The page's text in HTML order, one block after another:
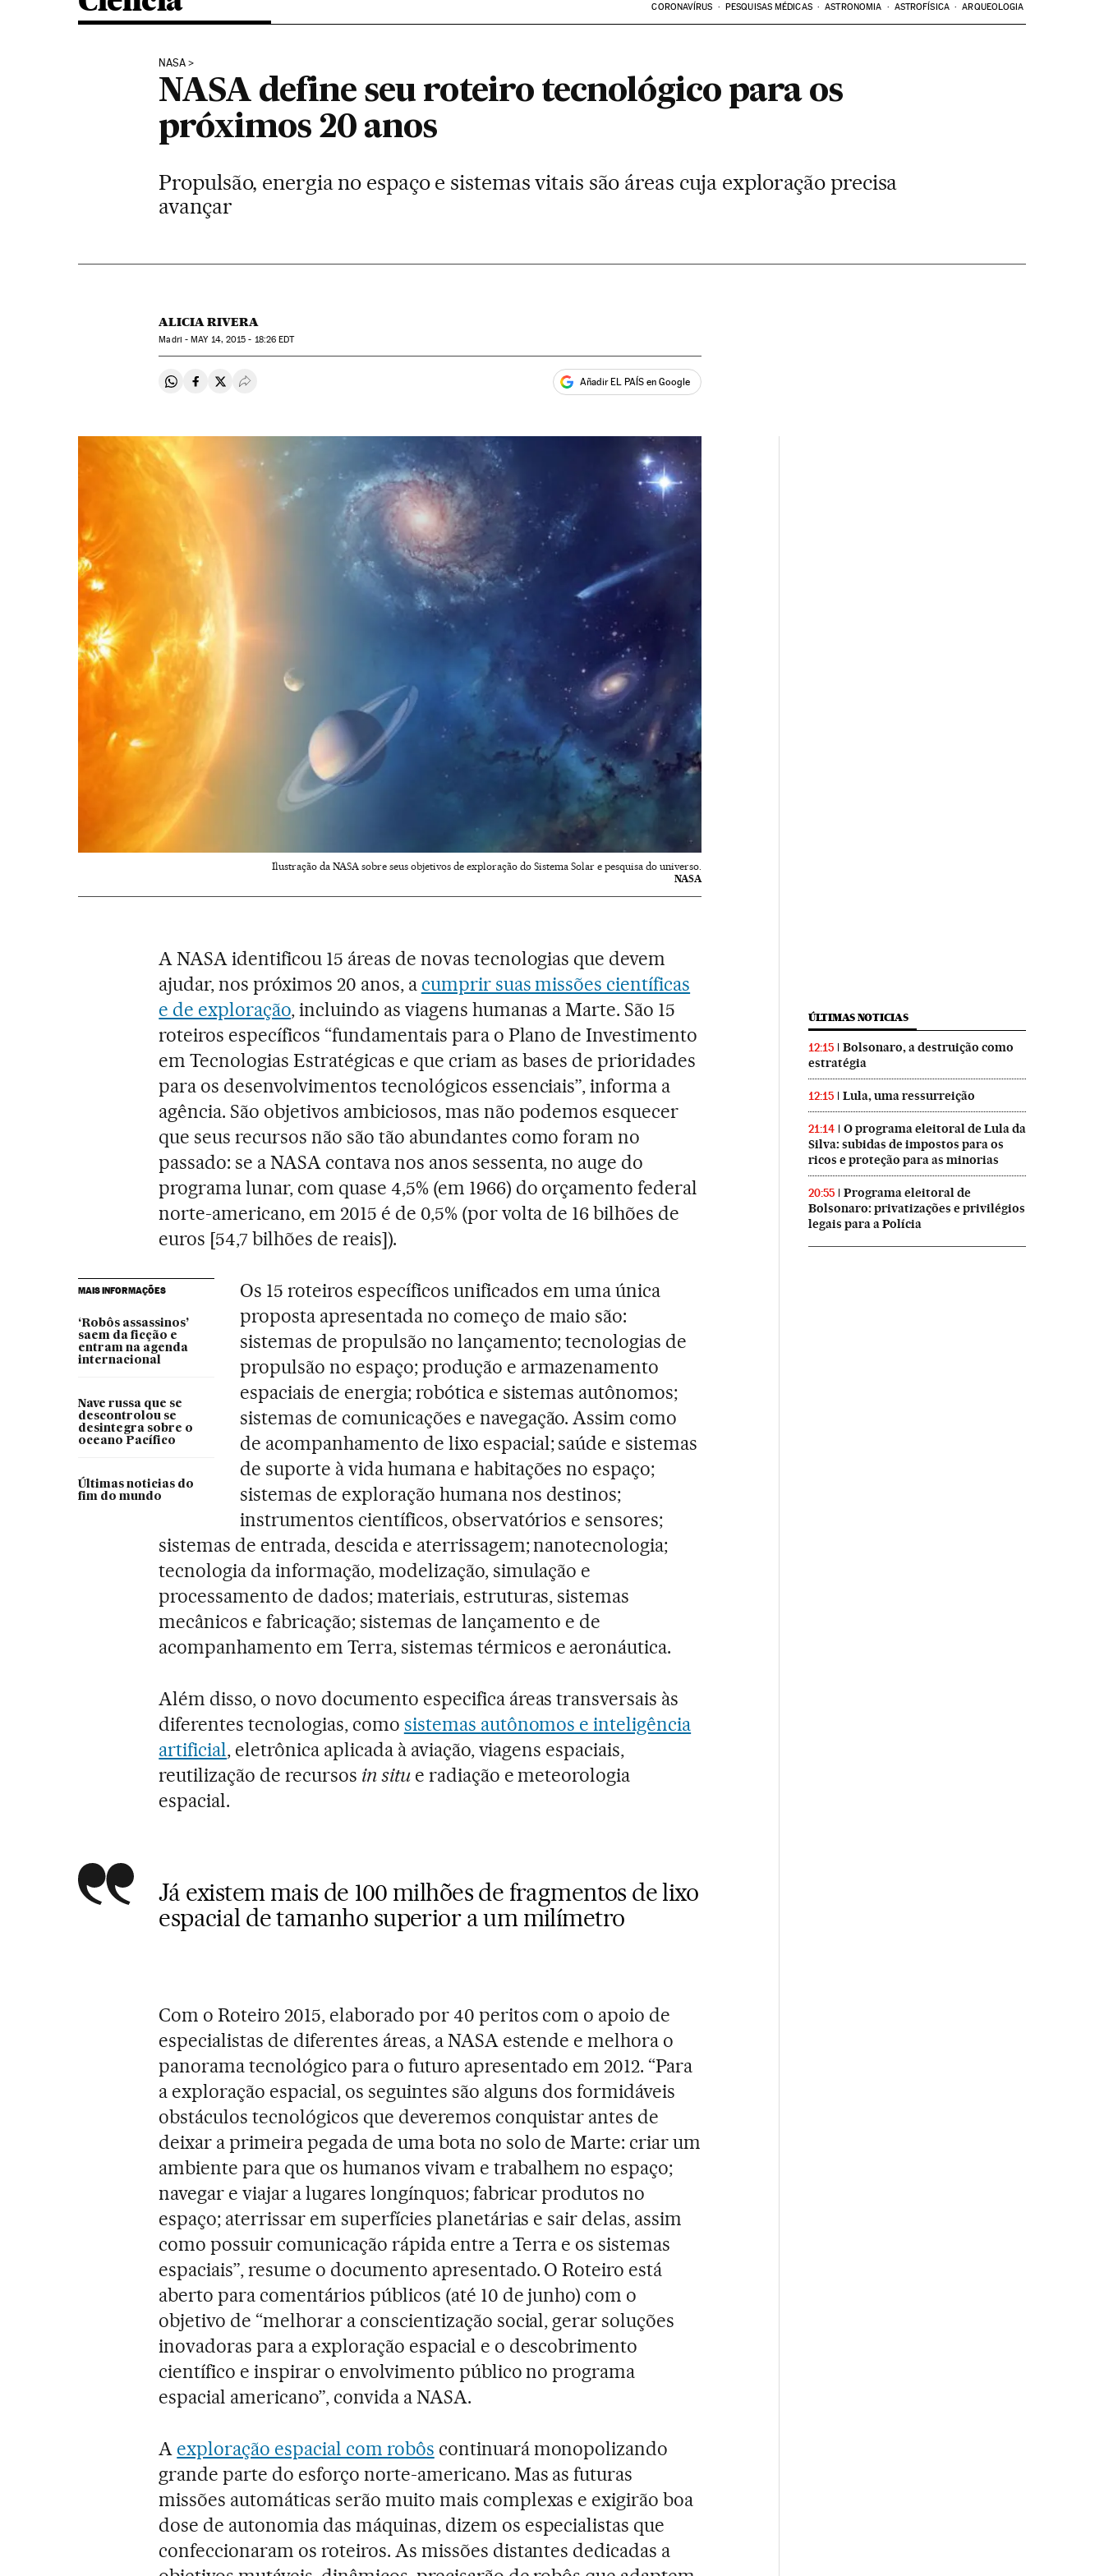
CORONAVÍRUS PESQUISAS MÉDICAS ASTRONOMIA ASTROFÍSICA ARQUEOLOGIA
NASA
NASA define seu roteiro tecnológico para os
próximos 20 anos
Propulsão, energia no espaço e sistemas vitais são áreas cuja exploração precisa
avançar
ALICIA RIVERA
Madri -MAY14, 2015 - 18:26 EDT
Compartir en Whatsapp
Compartir en Facebook
Compartir en Twitter
Desplegar Redes Sociales Añadir EL PAÍS en Google
Ilustração da NASA sobre seus objetivos de exploração do Sistema Solar e pesquisa do universo.
NASA
A NASA identificou 15 áreas de novas tecnologias que devem
ajudar, nos próximos 20 anos, a cumprir suas missões científicas
e de exploração, incluindo as viagens humanas a Marte. São 15
roteiros específicos “fundamentais para o Plano de Investimento
em Tecnologias Estratégicas e que criam as bases de prioridades
para os desenvolvimentos tecnológicos essenciais”, informa a
agência. São objetivos ambiciosos, mas não podemos esquecer
que seus recursos não são tão abundantes como foram no
passado: se a NASA contava nos anos sessenta, no auge do
programa lunar, com quase 4,5% (em 1966) do orçamento federal
norte-americano, em 2015 é de 0,5% (por volta de 16 bilhões de
euros [54,7 bilhões de reais]).
MAIS INFORMAÇÕES
‘Robôs assassinos’
saem da ficção e
entram na agenda
internacional
Nave russa que se
descontrolou se
desintegra sobre o
oceano Pacífico
Últimas noticias do
fim do mundo
Os 15 roteiros específicos unificados em uma única
proposta apresentada no começo de maio são:
sistemas de propulsão no lançamento; tecnologias de
propulsão no espaço; produção e armazenamento
espaciais de energia; robótica e sistemas autônomos;
sistemas de comunicações e navegação. Assim como
de acompanhamento de lixo espacial; saúde e sistemas
de suporte à vida humana e habitações no espaço;
sistemas de exploração humana nos destinos;
instrumentos científicos, observatórios e sensores;
sistemas de entrada, descida e aterrissagem; nanotecnologia;
tecnologia da informação, modelização, simulação e
processamento de dados; materiais, estruturas, sistemas
mecânicos e fabricação; sistemas de lançamento e de
acompanhamento em Terra, sistemas térmicos e aeronáutica.
Além disso, o novo documento especifica áreas transversais às
diferentes tecnologias, como sistemas autônomos e inteligência
artificial, eletrônica aplicada à aviação, viagens espaciais,
reutilização de recursos in situe radiação e meteorologia
espacial.
Já existem mais de 100 milhões de fragmentos de lixo
espacial de tamanho superior a um milímetro
Com o Roteiro 2015, elaborado por 40 peritos com o apoio de
especialistas de diferentes áreas, a NASA estende e melhora o
panorama tecnológico para o futuro apresentado em 2012. “Para
a exploração espacial, os seguintes são alguns dos formidáveis
obstáculos tecnológicos que deveremos conquistar antes de
deixar a primeira pegada de uma bota no solo de Marte: criar um
ambiente para que os humanos vivam e trabalhem no espaço;
navegar e viajar a lugares longínquos; fabricar produtos no
espaço; aterrissar em superfícies planetárias e sair delas, assim
como possuir comunicação rápida entre a Terra e os sistemas
espaciais”, resume o documento apresentado. O Roteiro está
aberto para comentários públicos (até 10 de junho) com o
objetivo de “melhorar a conscientização social, gerar soluções
inovadoras para a exploração espacial e o descobrimento
científico e inspirar o envolvimento público no programa
espacial americano”, convida a NASA.
A exploração espacial com robôs continuará monopolizando
grande parte do esforço norte-americano. Mas as futuras
missões automáticas serão muito mais complexas e exigirão boa
dose de autonomia das máquinas, dizem os especialistas que
confeccionaram os roteiros. As missões distantes dedicadas a
ÚLTIMAS NOTICIAS
12:15
Bolsonaro, a destruição como
estratégia
12:15 Lula, uma ressurreição
21:14
O programa eleitoral de Lula da
Silva: subidas de impostos para os
ricos e proteção para as minorias
20:55
Programa eleitoral de
Bolsonaro: privatizações e privilégios
legais para a Polícia